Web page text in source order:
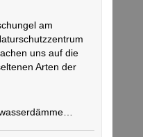
am
uns auf die
Arten der